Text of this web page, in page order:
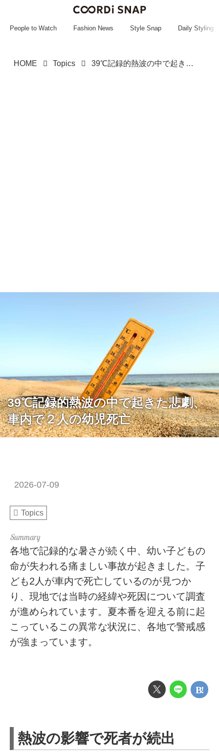
~~~~~~~~~~~
People to Watch Fashion News Style Snap Daily Styling
HOME Topics 39℃記録的熱波の中で起きた悲劇、車内で２人の幼児死亡
出典：CS
39℃記録的熱波の中で起きた悲劇、
車内で２人の幼児死亡
2026-07-09
Topics
各地で記録的な暑さが続く中、幼い子どもの
命が失われる痛ましい事故が起きました。子
ども2人が車内で死亡しているのが見つか
り、現地では当時の経緯や死因について調査
が進められています。夏本番を迎える前に起
こっているこの異常な状況に、各地で警戒感
が強まっています。
熱波の影響で死者が続出